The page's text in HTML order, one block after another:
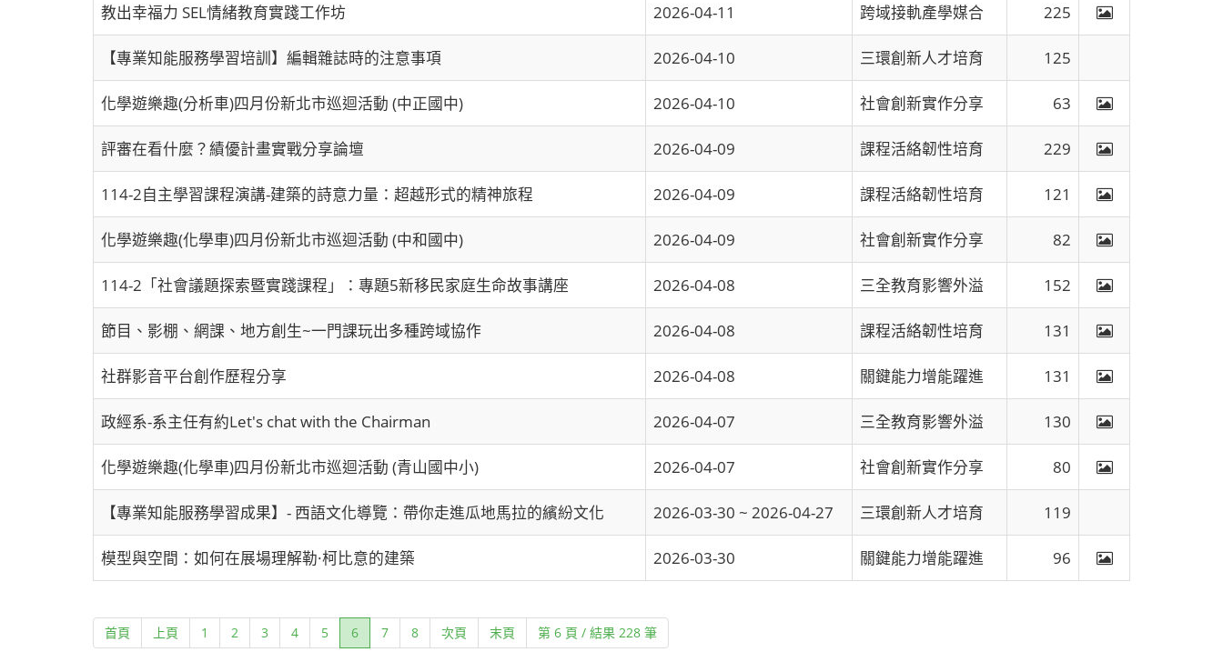
教出幸福力 SEL情緒教育實踐工作坊 2026-04-11 跨域接軌產學媒合 225
【專業知能服務學習培訓】編輯雜誌時的注意事項 2026-04-10 三環創新人才培育 125
化學遊樂趣(分析車)四月份新北市巡迴活動 (中正國中) 2026-04-10 社會創新實作分享 63
評審在看什麼？績優計畫實戰分享論壇 2026-04-09 課程活絡韌性培育 229
114-2自主學習課程演講-建築的詩意力量：超越形式的精神旅程 2026-04-09 課程活絡韌性培育 121
化學遊樂趣(化學車)四月份新北市巡迴活動 (中和國中) 2026-04-09 社會創新實作分享 82
114-2「社會議題探索暨實踐課程」：專題5新移民家庭生命故事講座 2026-04-08 三全教育影響外溢 152
節目、影棚、網課、地方創生~一門課玩出多種跨域協作 2026-04-08 課程活絡韌性培育 131
社群影音平台創作歷程分享 2026-04-08 關鍵能力增能躍進 131
政經系-系主任有約Let's chat with the Chairman 2026-04-07 三全教育影響外溢 130
化學遊樂趣(化學車)四月份新北市巡迴活動 (青山國中小) 2026-04-07 社會創新實作分享 80
【專業知能服務學習成果】- 西語文化導覽：帶你走進瓜地馬拉的繽紛文化 2026-03-30 ~ 2026-04-27 三環創新人才培育 119
模型與空間：如何在展場理解勒·柯比意的建築 2026-03-30 關鍵能力增能躍進 96
首頁 上頁 1 2 3 4 5 6(current)
7 8 次頁 末頁 第 6 頁 / 結果 228 筆